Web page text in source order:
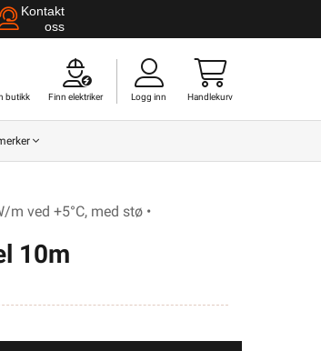
Kontakt
oss
butikk Finn elektriker Logg inn Handlekurv
ved +5°C, med stø •
10m